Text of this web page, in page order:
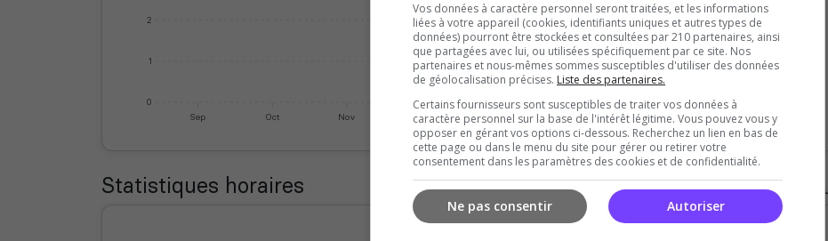
0
1
2
Sep Oct Nov Dec Jan Feb Mar Apr
Statistiques horaires
Vos données à caractère personnel seront traitées, et les informations
liées à votre appareil (cookies, identifiants uniques et autres types de
données) pourront être stockées et consultées par 210 partenaires, ainsi
que partagées avec lui, ou utilisées spécifiquement par ce site. Nos
partenaires et nous-mêmes sommes susceptibles d'utiliser des données
de géolocalisation précises. Liste des partenaires.
Certains fournisseurs sont susceptibles de traiter vos données à
caractère personnel sur la base de l'intérêt légitime. Vous pouvez vous y
opposer en gérant vos options ci-dessous. Recherchez un lien en bas de
cette page ou dans le menu du site pour gérer ou retirer votre
consentement dans les paramètres des cookies et de confidentialité.
Autoriser
Ne pas consentir